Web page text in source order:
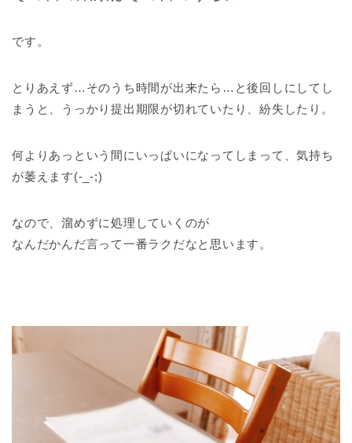
です。
とりあえず…そのうち時間が出来たら…と後回しにしてし
まうと、うっかり提出期限が切れていたり、紛失したり。
何よりあっという間にいっぱいになってしまって、気持ち
が萎えます(-_-;)
なので、溜めずに処理していくのが
なんだかんだ言って一番ラクだなと思います。